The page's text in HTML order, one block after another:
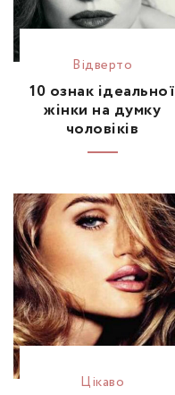
Відвертo
10 ознак ідеальної
жінки на думку
чоловіків
Цікаво